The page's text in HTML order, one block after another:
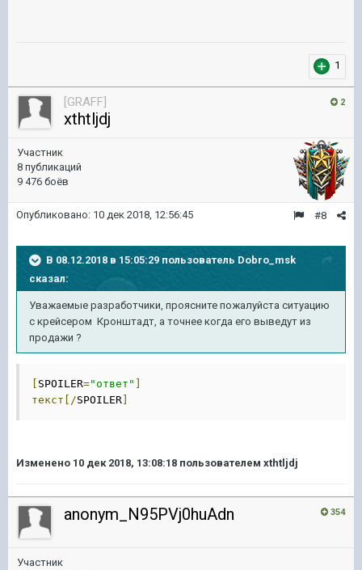
1
2
[GRAFF]
xthtljdj
Участник
8 публикаций
9 476 боёв
#8
Опубликовано: 10 дек 2018, 12:56:45
В 08.12.2018 в 15:05:29 пользователь Dobro_msk
сказал:
Уважаемые разработчики, проясните пожалуйста ситуацию
с крейсером Кронштадт, а точнее когда его выведут из
продажи ?
SPOILER="ответ"
текст[/SPOILER
Изменено 10 дек 2018, 13:08:18 пользователем xthtljdj
354
anonym_N95PVj0huAdn
Участник